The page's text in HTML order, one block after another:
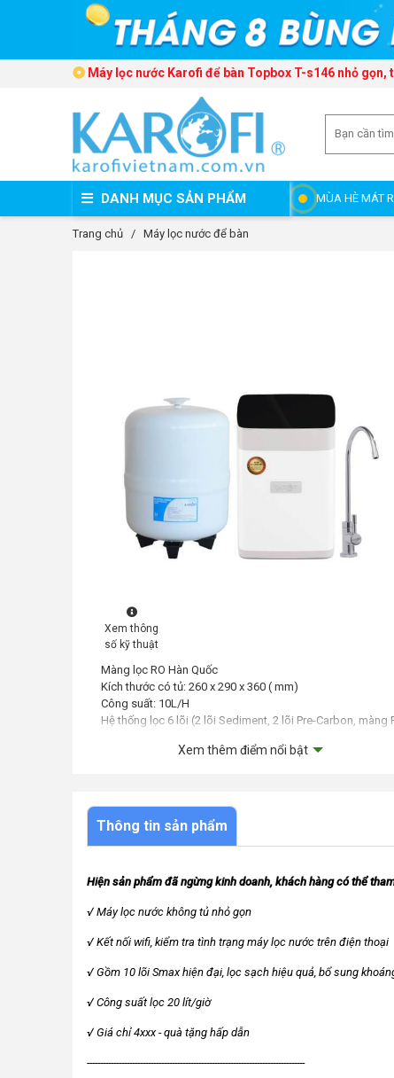
Máy lọc nước Karofi để bàn Topbox T-s146 nhỏ gọn,
DANH MỤC SẢN PHẨM MÙA HÈ MÁT
Trang chủ / Máy lọc nước để bàn
Xem thông
số kỹ thuật
Màng lọc RO Hàn Quốc
Kích thước có tủ: 260 x 290 x 360 ( mm)
Công suất: 10L/H
Hệ thống lọc 6 lõi (2 lõi Sediment, 2 lõi Pre-Carbon, màng
Bảo hành: 36 thángXem thêm điểm nổi bật
Thông tin sản phẩm
Hiện sản phẩm đã ngừng kinh doanh, khách hàng có thể
√ Máy lọc nước không tủ nhỏ gọn
√ Kết nối wifi, kiểm tra tình trạng máy lọc nước trên điện thoại
√ Gồm 10 lõi Smax hiện đại, lọc sạch hiệu quả, bổ sung
√ Công suất lọc 20 lít/giờ
√ Giá chỉ 4xxx - quà tặng hấp dẫn
----------------------------------------------------------------------------------